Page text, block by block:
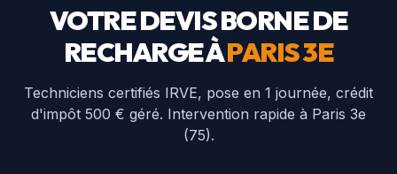
VOTRE DEVIS BORNE DE
RECHARGE ÀPARIS 3E
Techniciens certifiés IRVE, pose en 1 journée, crédit
d'impôt 500 € géré. Intervention rapide à Paris 3e
(75).